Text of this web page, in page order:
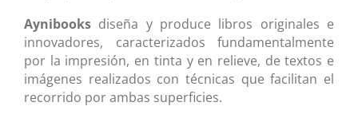
Aynibooksdiseña y produce libros originales e
innovadores, caracterizados fundamentalmente
por la impresión, en tinta y en relieve, de textos e
imágenes realizados con técnicas que facilitan el
recorrido por ambas superficies.